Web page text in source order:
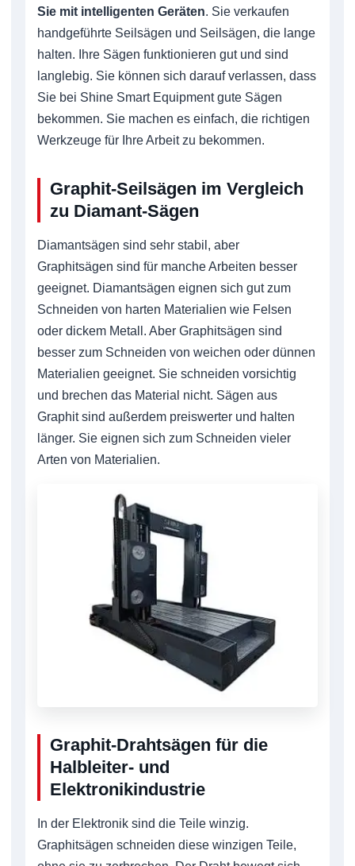
Sie mit intelligenten Geräten. Sie verkaufen
handgeführte Seilsägen und Seilsägen, die lange
halten. Ihre Sägen funktionieren gut und sind
langlebig. Sie können sich darauf verlassen, dass
Sie bei Shine Smart Equipment gute Sägen
bekommen. Sie machen es einfach, die richtigen
Werkzeuge für Ihre Arbeit zu bekommen.
Graphit-Seilsägen im Vergleich
zu Diamant-Sägen
Diamantsägen sind sehr stabil, aber
Graphitsägen sind für manche Arbeiten besser
geeignet. Diamantsägen eignen sich gut zum
Schneiden von harten Materialien wie Felsen
oder dickem Metall. Aber Graphitsägen sind
besser zum Schneiden von weichen oder dünnen
Materialien geeignet. Sie schneiden vorsichtig
und brechen das Material nicht. Sägen aus
Graphit sind außerdem preiswerter und halten
länger. Sie eignen sich zum Schneiden vieler
Arten von Materialien.
Graphit-Drahtsägen für die
Halbleiter- und
Elektronikindustrie
In der Elektronik sind die Teile winzig.
Graphitsägen schneiden diese winzigen Teile,